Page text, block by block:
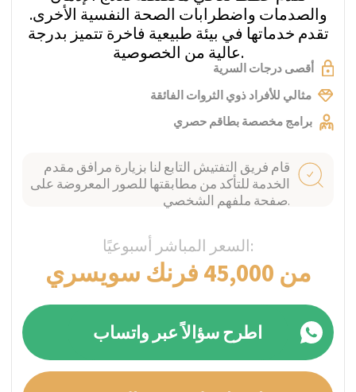
مايرينغن، سويسرا
Private Clinic Meiringen
تم التحقق
تقع عيادة مايرينغن الخاصة، المركز الرائد للصحة
برنر أوبرلاند. نستقبل في هذه العيادة الأشخاص
الذين يعانون من جميع أنواع الأمراض النفسية.
فردي
احصل على عرض السعر
قام فريق التفتيش التابع لنا بزيارة مرافق مقدم
الخدمة للتأكد من مطابقتها للصور المعروضة على
صفحة ملفهم الشخصي.